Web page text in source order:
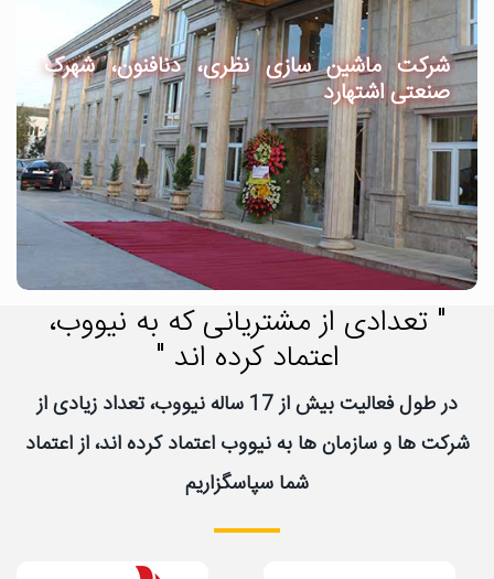
شرکت ماشین سازی نظری، دنافنون، شهرک
صنعتی اشتهارد
" تعدادی از مشتریانی که به نیووب،
اعتماد کرده اند "
در طول فعالیت بیش از 17 ساله نیووب، تعداد زیادی از
شرکت ها و سازمان ها به نیووب اعتماد کرده اند، از اعتماد
شما سپاسگزاریم